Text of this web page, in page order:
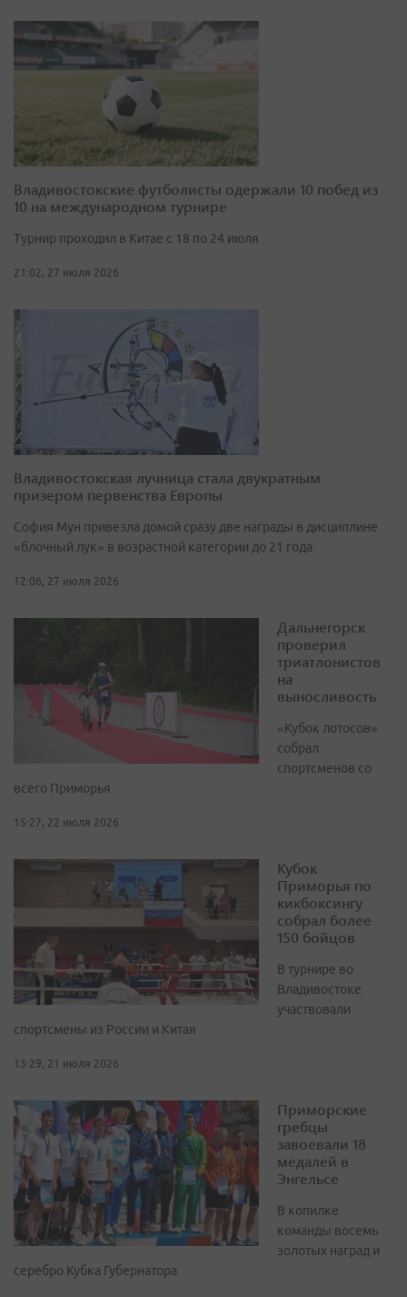
Владивостокские футболисты одержали 10 побед из
10 на международном турнире
Турнир проходил в Китае с 18 по 24 июля
21:02, 27 июля 2026
Владивостокская лучница стала двукратным
призером первенства Европы
София Мун привезла домой сразу две награды в дисциплине
«блочный лук» в возрастной категории до 21 года
12:06, 27 июля 2026
Дальнегорск
проверил
триатлонистов
на
выносливость
«Кубок лотосов»
собрал
спортсменов со
всего Приморья
15:27, 22 июля 2026
Кубок
Приморья по
кикбоксингу
собрал более
150 бойцов
В турнире во
Владивостоке
участвовали
спортсмены из России и Китая
13:29, 21 июля 2026
Приморские
гребцы
завоевали 18
медалей в
Энгельсе
В копилке
команды восемь
золотых наград и
серебро Кубка Губернатора